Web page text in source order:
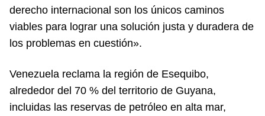
derecho internacional son los únicos caminos
viables para lograr una solución justa y duradera de
los problemas en cuestión».
Venezuela reclama la región de Esequibo,
alrededor del 70 % del territorio de Guyana,
incluidas las reservas de petróleo en alta mar,